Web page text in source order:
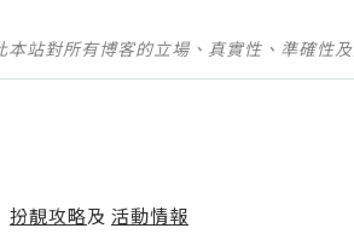
站對所有博客的立場、真實性、準確性
扮靚攻略及 活動情報